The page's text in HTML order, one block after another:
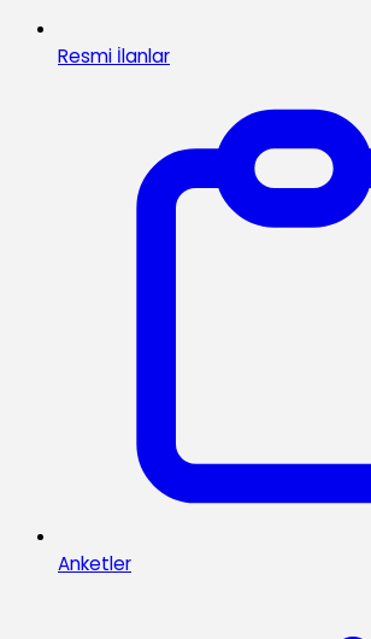
Resmi İlanlar
Anketler